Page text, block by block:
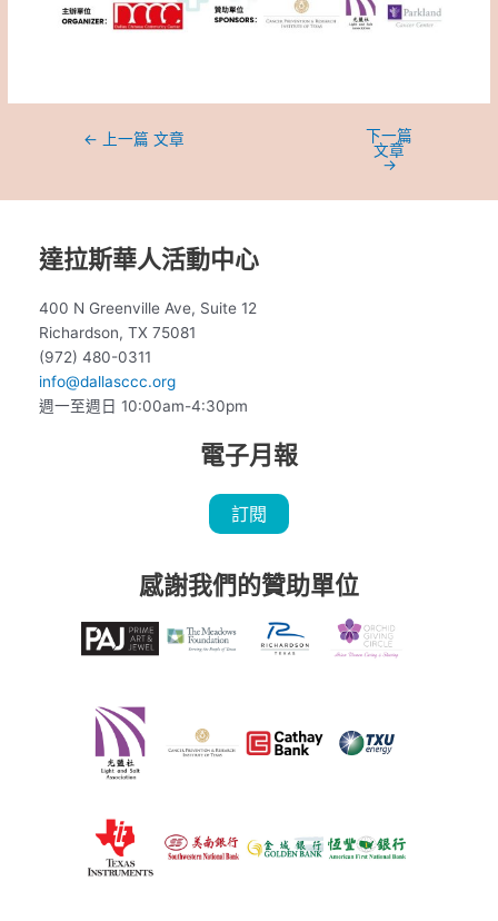
← 上一篇 文章
下一篇
文章
→
達拉斯華人活動中心
400 N Greenville Ave, Suite 12
Richardson, TX 75081
(972) 480-0311
info@dallasccc.org
週一至週日 10:00am-4:30pm
電子月報
訂閱
感謝我們的贊助單位